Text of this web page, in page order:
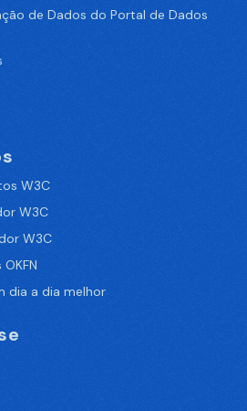
de Dados do Portal de Dados
W3C
W3C
W3C
dia a dia melhor